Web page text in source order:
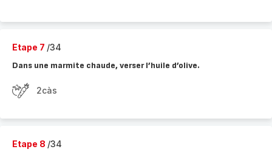
Etape 7 /34
Dans une marmite chaude, verser l’huile d’olive.
2càs
Etape 8 /34